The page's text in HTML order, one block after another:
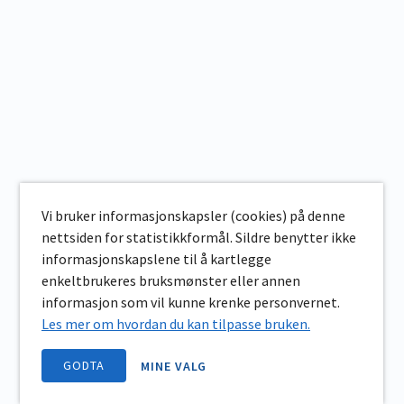
Vi bruker informasjonskapsler (cookies) på denne
nettsiden for statistikkformål. Sildre benytter ikke
informasjonskapslene til å kartlegge
enkeltbrukeres bruksmønster eller annen
informasjon som vil kunne krenke personvernet.
Les mer om hvordan du kan tilpasse bruken.
GODTA MINE VALG